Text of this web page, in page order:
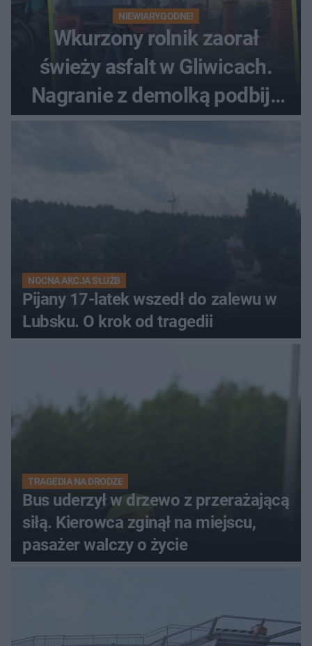
NIEWIARYGODNE!
Wkurzony rolnik zaorał
świeży asfalt w Gliwicach.
Nagranie z demolką podbija
sieć
NOCNA AKCJA SŁUŻB
Pijany 17-latek wszedł do zalewu w
Lubsku. O krok od tragedii
TRAGEDIA NA DRODZE
Bus uderzył w drzewo z przerażającą
siłą. Kierowca zginął na miejscu,
pasażer walczy o życie